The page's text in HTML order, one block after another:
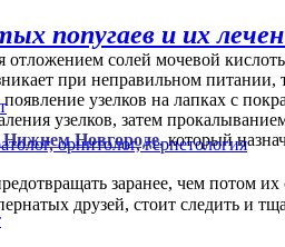
отложением солей мочевой
при неправильном
узелков на лапках с
узелков, затем
Нижнем Новгороде, который
заранее, чем потом
друзей, стоит следить и
орнитолог, герпетология